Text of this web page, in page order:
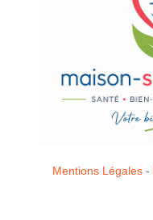
Mentions Légales -